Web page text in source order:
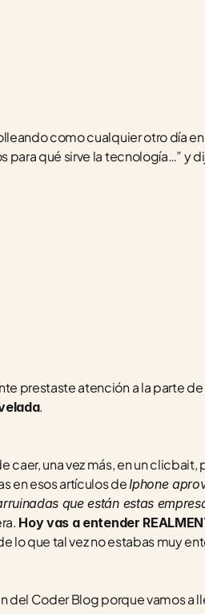
como cualquier otro día
para qué sirve la tecnología…” y
prestaste atención a la parte
.
caer, una vez más, en un
en esos artículos de Iphone
que están estas
Hoy vas a entender
lo que tal vez no estabas muy
del Coder Blog porque vamos a